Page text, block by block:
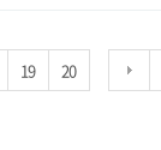
19 20